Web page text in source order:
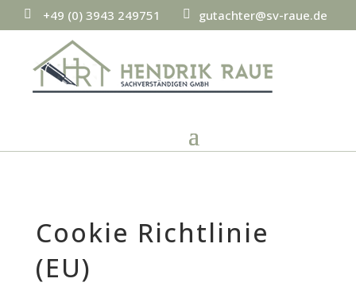
p
ic
+49 (0) 3943 249751
e
l
ic
o
gutachter@sv-raue.de
Cookie Richtlinie
(EU)